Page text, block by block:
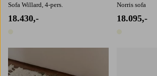
Sofa Willard, 4-pers.
18.430,-
Norris sofa
18.095,-